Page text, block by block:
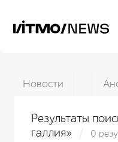
Новости
Результаты
галлия»
0